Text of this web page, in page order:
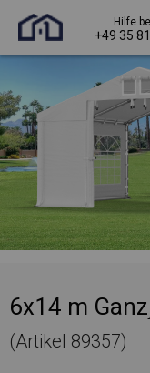
Hilfe
+49 35
6x14 m
(Artikel 89357)